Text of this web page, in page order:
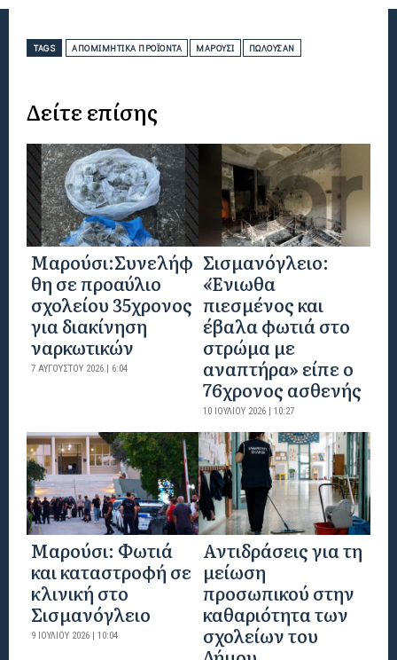
TAGS ΑΠΟΜΙΜΗΤΙΚΆ ΠΡΟΪΌΝΤΑ ΜΑΡΟΎΣΙ ΠΩΛΟΎΣΑΝ
Δείτε επίσης
Μαρούσι:Συνελήφ
θη σε προαύλιο
σχολείου 35χρονος
για διακίνηση
ναρκωτικών
7 ΑΥΓΟΎΣΤΟΥ 2026 | 6:04
Σισμανόγλειο:
«Ένιωθα
πιεσμένος και
έβαλα φωτιά στο
στρώμα με
αναπτήρα» είπε ο
76χρονος ασθενής
10 ΙΟΥΛΊΟΥ 2026 | 10:27
Μαρούσι: Φωτιά
και καταστροφή σε
κλινική στο
Σισμανόγλειο
9 ΙΟΥΛΊΟΥ 2026 | 10:04
Αντιδράσεις για τη
μείωση
προσωπικού στην
καθαριότητα των
σχολείων του